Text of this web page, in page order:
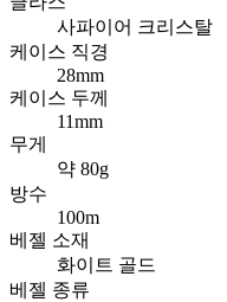
사파이어 크리스탈
케이스 직경
28mm
케이스 두께
11mm
무게
약 80g
방수
100m
베젤 소재
화이트 골드
베젤 종류